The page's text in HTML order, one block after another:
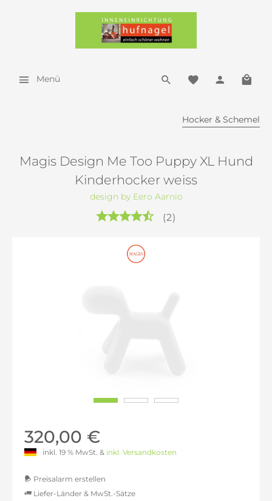
Menü
Hocker & Schemel
Magis Design Me Too Puppy XL Hund
Kinderhocker weiss
design by Eero Aarnio
(2)
320,00 €
inkl. 19 % MwSt. & inkl. Versandkosten
Preisalarm erstellen
Liefer-Länder & MwSt.-Sätze